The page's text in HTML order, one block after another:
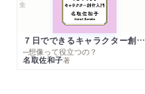
７日でできるキャラクター創作入門
─想像って役立つの？
名取佐和子著